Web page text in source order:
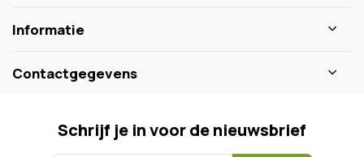
Informatie
Contactgegevens
Schrijf je in voor de nieuwsbrief